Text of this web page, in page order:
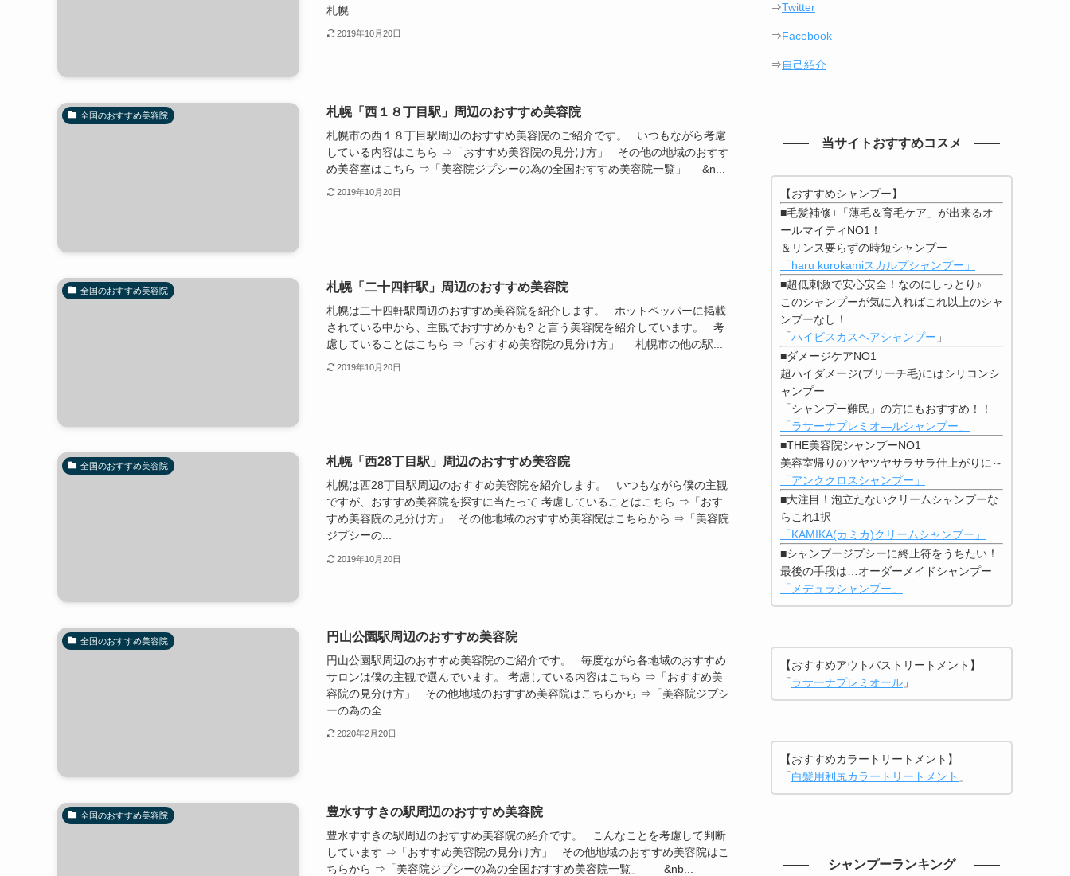
札幌...
2019年10月20日
全国のおすすめ美容院 札幌「西１８丁目駅」周辺のおすすめ美容院
札幌市の西１８丁目駅周辺のおすすめ美容院のご紹介です。 いつもながら考慮
している内容はこちら ⇒「おすすめ美容院の見分け方」 その他の地域のおすす
め美容室はこちら ⇒「美容院ジプシーの為の全国おすすめ美容院一覧」 &n...
2019年10月20日
全国のおすすめ美容院 札幌「二十四軒駅」周辺のおすすめ美容院
札幌は二十四軒駅周辺のおすすめ美容院を紹介します。 ホットペッパーに掲載
されている中から、主観でおすすめかも? と言う美容院を紹介しています。 考
慮していることはこちら ⇒「おすすめ美容院の見分け方」 札幌市の他の駅...
2019年10月20日
全国のおすすめ美容院 札幌「西28丁目駅」周辺のおすすめ美容院
札幌は西28丁目駅周辺のおすすめ美容院を紹介します。 いつもながら僕の主観
ですが、おすすめ美容院を探すに当たって 考慮していることはこちら ⇒「おす
すめ美容院の見分け方」 その他地域のおすすめ美容院はこちらから ⇒「美容院
ジプシーの...
2019年10月20日
全国のおすすめ美容院 円山公園駅周辺のおすすめ美容院
円山公園駅周辺のおすすめ美容院のご紹介です。 毎度ながら各地域のおすすめ
サロンは僕の主観で選んでいます。 考慮している内容はこちら ⇒「おすすめ美
容院の見分け方」 その他地域のおすすめ美容院はこちらから ⇒「美容院ジプシ
ーの為の全...
2020年2月20日
全国のおすすめ美容院 豊水すすきの駅周辺のおすすめ美容院
豊水すすきの駅周辺のおすすめ美容院の紹介です。 こんなことを考慮して判断
しています ⇒「おすすめ美容院の見分け方」 その他地域のおすすめ美容院はこ
ちらから ⇒「美容院ジプシーの為の全国おすすめ美容院一覧」 &nb...
⇒Twitter
⇒Facebook
⇒自己紹介
当サイトおすすめコスメ
【おすすめシャンプー】
■毛髪補修+「薄毛＆育毛ケア」が出来るオ
ールマイティNO1！
＆リンス要らずの時短シャンプー
「haru kurokamiスカルプシャンプー」
■超低刺激で安心安全！なのにしっとり♪
このシャンプーが気に入ればこれ以上のシャ
ンプーなし！
「ハイビスカスヘアシャンプー 」
■ダメージケアNO1
超ハイダメージ(ブリーチ毛)にはシリコンシ
ャンプー
「シャンプー難民」の方にもおすすめ！！
「ラサーナプレミオ―ルシャンプー」
■THE美容院シャンプーNO1
美容室帰りのツヤツヤサラサラ仕上がりに～
「アンククロスシャンプー」
■大注目！泡立たないクリームシャンプーな
らこれ1択
「KAMIKA(カミカ)クリームシャンプー」
■シャンプージプシーに終止符をうちたい！
最後の手段は…オーダーメイドシャンプー
「メデュラシャンプー」
【おすすめアウトバストリートメント】
「ラサーナプレミオール 」
【おすすめカラートリートメント】
「白髪用利尻カラートリートメント 」
シャンプーランキング